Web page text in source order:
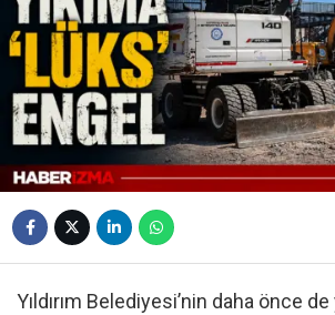
Yıldırım Belediyesi’nin daha önce de